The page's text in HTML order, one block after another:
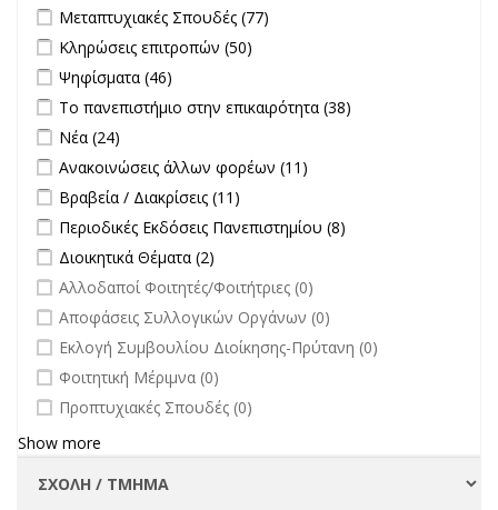
Apply Μεταπτυχιακές Σπουδές filter
Μεταπτυχιακές Σπουδές (77)
Apply Κληρώσεις επιτροπών filter
Κληρώσεις επιτροπών (50)
Apply Ψηφίσματα filter
Ψηφίσματα (46)
Apply Το πανεπιστήμιο στην επικαιρότητα filter
Το πανεπιστήμιο στην επικαιρότητα (38)
Apply Νέα filter
Νέα (24)
Apply Ανακοινώσεις άλλων φορέων filter
Ανακοινώσεις άλλων φορέων (11)
Apply Βραβεία / Διακρίσεις filter
Βραβεία / Διακρίσεις (11)
Apply Περιοδικές Εκδόσεις Πανεπιστημίου filter
Περιοδικές Εκδόσεις Πανεπιστημίου (8)
Apply Διοικητικά Θέματα filter
Διοικητικά Θέματα (2)
undefined
Αλλοδαποί Φοιτητές/Φοιτήτριες (0)
undefined
Αποφάσεις Συλλογικών Οργάνων (0)
undefined
Εκλογή Συμβουλίου Διοίκησης-Πρύτανη (0)
undefined
Φοιτητική Μέριμνα (0)
undefined
Προπτυχιακές Σπουδές (0)
Show more